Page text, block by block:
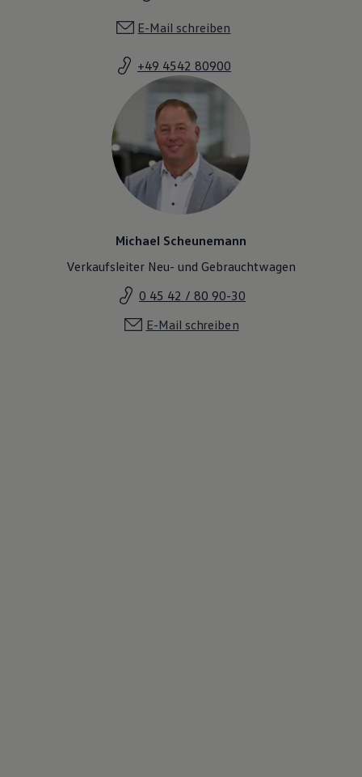
E-Mail schreiben
+49 4542 80900
Michael Scheunemann
Verkaufsleiter Neu- und Gebrauchtwagen
0 45 42 / 80 90-30
E-Mail schreiben